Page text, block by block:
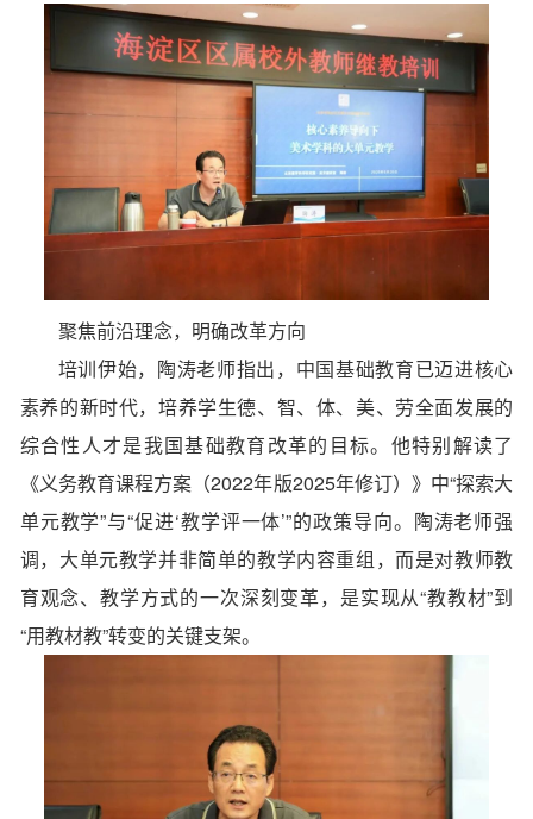
聚焦前沿理念，明确改革方向
培训伊始，陶涛老师指出，中国基础教育已迈进核心
素养的新时代，培养学生德、智、体、美、劳全面发展的
综合性人才是我国基础教育改革的目标。他特别解读了
《义务教育课程方案（2022年版2025年修订）》中“探索大
单元教学”与“促进‘教学评一体’”的政策导向。陶涛老师强
调，大单元教学并非简单的教学内容重组，而是对教师教
育观念、教学方式的一次深刻变革，是实现从“教教材”到
“用教材教”转变的关键支架。